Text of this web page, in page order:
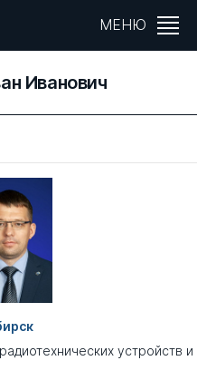
МЕНЮ
Иванович
устройств и